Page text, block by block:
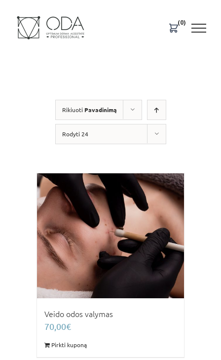
content
(0)
Rikiuoti Pavadinimą
Rodyti 24
Veido odos valymas
70,00€
Pirkti kuponą